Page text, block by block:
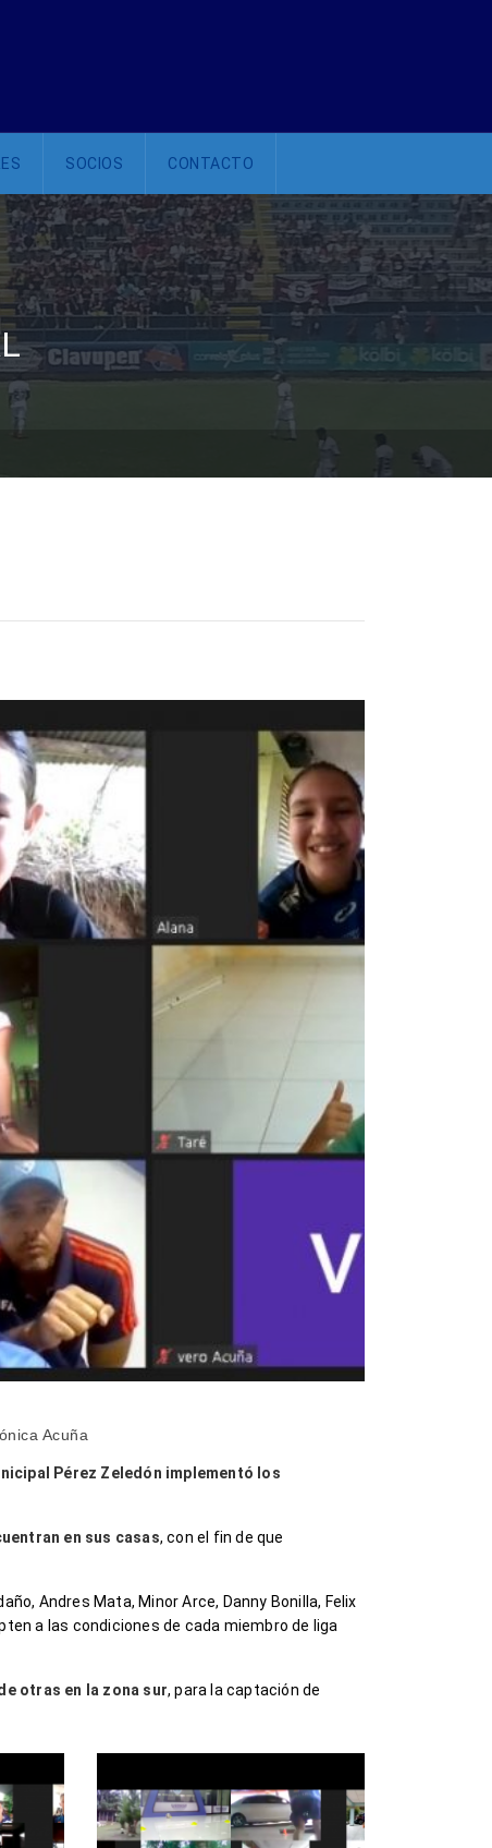
SOCIOS CONTACTO
Acuña
Pérez Zeledón implementó los
en sus casas, con el fin de que
Andres Mata, Minor Arce, Danny Bonilla, Felix
a las condiciones de cada miembro de liga
otras en la zona sur, para la captación de